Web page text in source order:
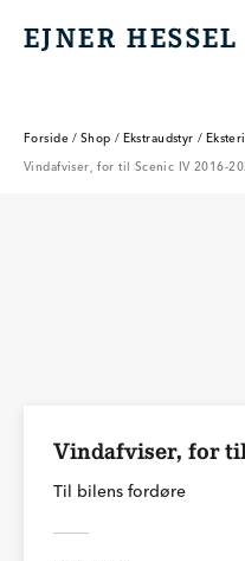
EJNER HESSEL
EJNER HESSEL
Forside / Shop / Ekstraudstyr /
Vindafviser, for til Scenic IV 2016-
Vindafviser, for til
Til bilens fordøre